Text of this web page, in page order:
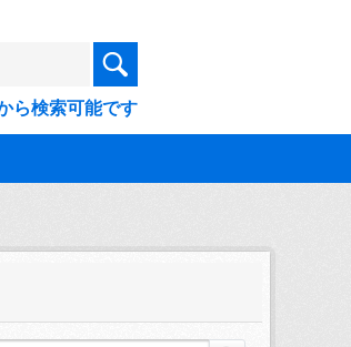
ら検索可能です